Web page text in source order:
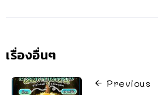
เรื่องอื่นๆ
Previous